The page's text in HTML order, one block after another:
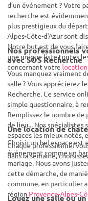
d’un événement ? Votre
recherche est
plus prestigieux du
Alpes-Côte-d'Azur sont
Notre but est de vous
une unique liste toutes
concernant votre
Nos professionnels
avec SOS Recherche
Vous manquez vraiment
salle ? Vous apprécierez
Recherche. Ce service
simple questionnaire, à
Remplissez le nombre de
de lieu... Nos
espaces les mieux notés,
Chaque professionnel
dans la semaine,
Une location de
Choisir un bel espace est
événement comme un
mariage. Nous avons
cette démarche, de
commune, en particulier
région Provence-Alpes-
Louez une salle ou